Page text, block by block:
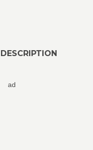
DESCRIPTION
ad